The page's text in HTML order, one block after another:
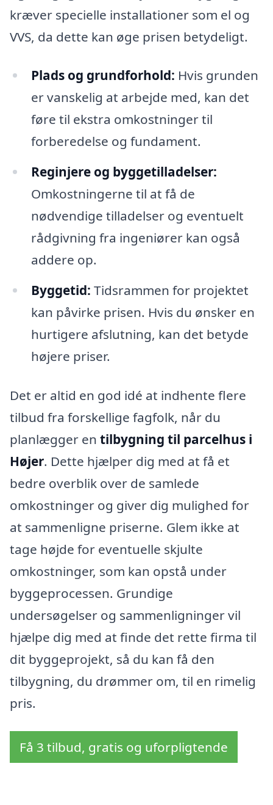
kræver specielle installationer som el og
VVS, da dette kan øge prisen betydeligt.
Plads og grundforhold: Hvis grunden
er vanskelig at arbejde med, kan det
føre til ekstra omkostninger til
forberedelse og fundament.
Reginjere og byggetilladelser:
Omkostningerne til at få de
nødvendige tilladelser og eventuelt
rådgivning fra ingeniører kan også
addere op.
Byggetid: Tidsrammen for projektet
kan påvirke prisen. Hvis du ønsker en
hurtigere afslutning, kan det betyde
højere priser.
Det er altid en god idé at indhente flere
tilbud fra forskellige fagfolk, når du
planlægger en tilbygning til parcelhus i
Højer. Dette hjælper dig med at få et
bedre overblik over de samlede
omkostninger og giver dig mulighed for
at sammenligne priserne. Glem ikke at
tage højde for eventuelle skjulte
omkostninger, som kan opstå under
byggeprocessen. Grundige
undersøgelser og sammenligninger vil
hjælpe dig med at finde det rette firma til
dit byggeprojekt, så du kan få den
tilbygning, du drømmer om, til en rimelig
pris.
Få 3 tilbud, gratis og uforpligtende